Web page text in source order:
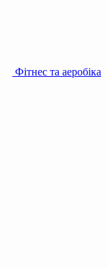
Фітнес та аеробіка